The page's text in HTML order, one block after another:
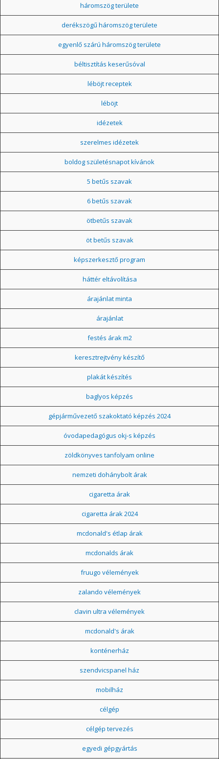
háromszög területe
derékszögű háromszög területe
egyenlő szárú háromszög területe
béltisztítás keserűsóval
léböjt receptek
léböjt
idézetek
szerelmes idézetek
boldog születésnapot kívánok
5 betűs szavak
6 betűs szavak
ötbetűs szavak
öt betűs szavak
képszerkesztő program
háttér eltávolítása
árajánlat minta
árajánlat
festés árak m2
keresztrejtvény készítő
plakát készítés
baglyos képzés
gépjárművezető szakoktató képzés 2024
óvodapedagógus okj-s képzés
zöldkönyves tanfolyam online
nemzeti dohánybolt árak
cigaretta árak
cigaretta árak 2024
mcdonald's étlap árak
mcdonalds árak
fruugo vélemények
zalando vélemények
clavin ultra vélemények
mcdonald's árak
konténerház
szendvicspanel ház
mobilház
célgép
célgép tervezés
egyedi gépgyártás